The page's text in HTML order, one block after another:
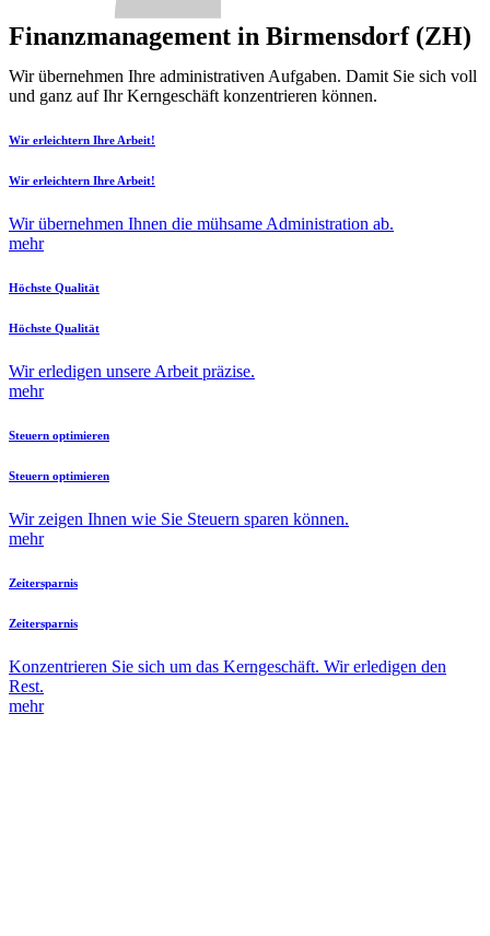
Finanzmanagement in Birmensdorf (ZH)
Wir übernehmen Ihre administrativen Aufgaben. Damit Sie sich voll
und ganz auf Ihr Kerngeschäft konzentrieren können.
Wir erleichtern Ihre Arbeit!
Wir erleichtern Ihre Arbeit!
Wir übernehmen Ihnen die mühsame Administration ab.
mehr
Höchste Qualität
Höchste Qualität
Wir erledigen unsere Arbeit präzise.
mehr
Steuern optimieren
Steuern optimieren
Wir zeigen Ihnen wie Sie Steuern sparen können.
mehr
Zeitersparnis
Zeitersparnis
Konzentrieren Sie sich um das Kerngeschäft. Wir erledigen den
Rest.
mehr